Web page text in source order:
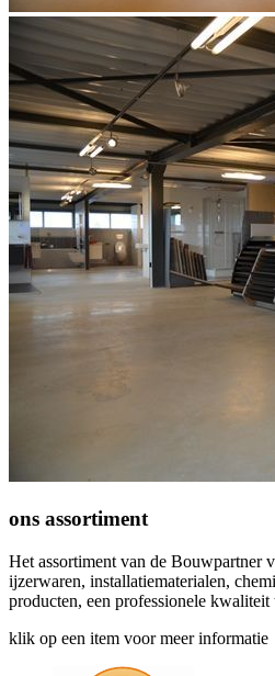
ons assortiment
Het assortiment van de Bouwpartner
ijzerwaren, installatiematerialen,
producten, een professionele
klik op een item voor meer informatie